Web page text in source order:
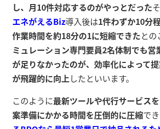
し、月10件対応するのがやっとだった
エネがえるBiz導入後は1件わずか10分
作業時間を約18分の1に短縮できたとの
ミュレーション専門要員2名体制でも営
が足りなかったのが、効率化によって
が飛躍的に向上したといいます。
このように最新ツールや代行サービス
案準備にかかる時間を圧倒的に圧縮でき